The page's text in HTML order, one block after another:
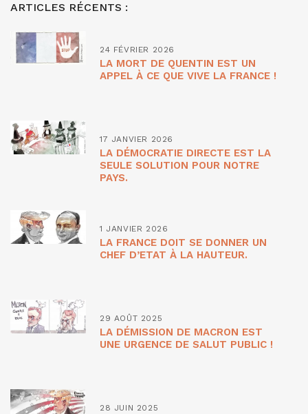
ARTICLES RÉCENTS :
24 FÉVRIER 2026
LA MORT DE QUENTIN EST UN
APPEL À CE QUE VIVE LA FRANCE !
17 JANVIER 2026
LA DÉMOCRATIE DIRECTE EST LA
SEULE SOLUTION POUR NOTRE
PAYS.
1 JANVIER 2026
LA FRANCE DOIT SE DONNER UN
CHEF D’ETAT À LA HAUTEUR.
29 AOÛT 2025
LA DÉMISSION DE MACRON EST
UNE URGENCE DE SALUT PUBLIC !
28 JUIN 2025